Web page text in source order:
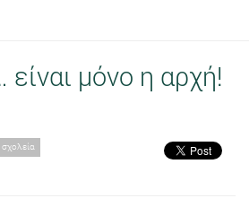
μόνο η αρχή!
σχολεία